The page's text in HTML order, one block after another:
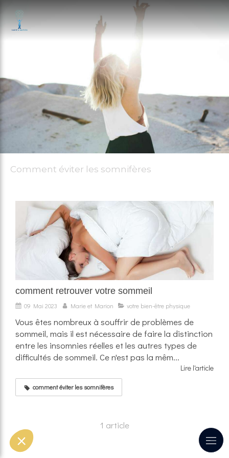
Comment éviter les somnifères
comment retrouver votre sommeil
09 Mai 2023 Marie et Marion votre bien-être physique
Vous êtes nombreux à souffrir de problèmes de
sommeil, mais il est nécessaire de faire la distinction
entre les insomnies réelles et les autres types de
difficultés de sommeil. Ce n'est pas la mêm...
Lire l'article
comment éviter les somnifères
1 article